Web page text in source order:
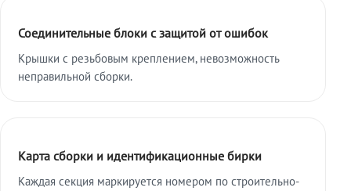
Соединительные блоки с защитой от ошибок
Крышки с резьбовым креплением, невозможность
неправильной сборки.
Карта сборки и идентификационные бирки
Каждая секция маркируется номером по строительно-